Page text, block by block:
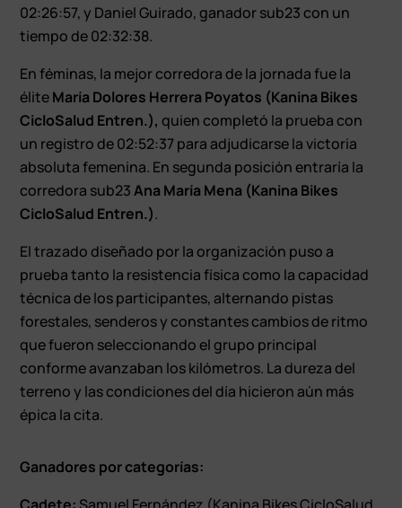
02:26:57, y Daniel Guirado, ganador sub23 con un
tiempo de 02:32:38.
En féminas, la mejor corredora de la jornada fue la
éliteMaría Dolores Herrera Poyatos (Kanina Bikes
CicloSalud Entren.), quien completó la prueba con
un registro de 02:52:37 para adjudicarse la victoria
absoluta femenina. En segunda posición entraría la
corredora sub23Ana María Mena (Kanina Bikes
CicloSalud Entren.).
El trazado diseñado por la organización puso a
prueba tanto la resistencia física como la capacidad
técnica de los participantes, alternando pistas
forestales, senderos y constantes cambios de ritmo
que fueron seleccionando el grupo principal
conforme avanzaban los kilómetros. La dureza del
terreno y las condiciones del día hicieron aún más
épica la cita.
Ganadores por categorías: